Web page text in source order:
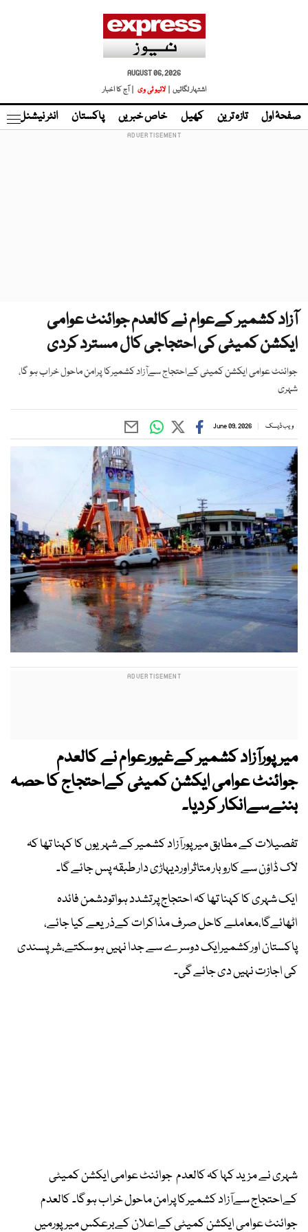
AUGUST 06, 2026
اشتہار لگائیں |
لائیو ٹی وی | آج کا اخبار
صفحۂ اول تازہ ترین کھیل خاص خبریں پاکستان انٹر نیشنل
آزاد کشمیر کےعوام نے کالعدم جوائنٹ عوامی
ایکشن کمیٹی کی احتجاجی کال مسترد کردی
جوائنٹ عوامی ایکشن کمیٹی کےاحتجاج سےآزاد کشمیرکا پرامن ماحول خراب ہو گا،
شہری
ویب ڈیسک June 09, 2026
میرپورآزاد کشمیر کےغیورعوام نے کالعدم
جوائنٹ عوامی ایکشن کمیٹی کےاحتجاج کا حصہ
بننےسےانکار کردیا۔
تفصیلات کے مطابق میر پورآزاد کشمیر کے شہریوں کا کہنا تھا کہ
لاک ڈاؤن سے کاروبار متاثراوردیہاڑی دار طبقہ پس جائے گا۔
ایک شہری کا کہنا تھا کہ احتجاج پرتشدد ہواتودشمن فائدہ
اٹھائےگا،معاملے کاحل صرف مذاکرات کےذریعے کیا جائے،
پاکستان اورکشمیرایک دوسرے سے جدا نہیں ہو سکتے،شرپسندی
کی اجازت نہیں دی جائے گی۔
شہری نے مزید کہا کہ کالعدم جوائنٹ عوامی ایکشن کمیٹی
کےاحتجاج سےآزاد کشمیرکا پرامن ماحول خراب ہو گا۔ کالعدم
جوائنٹ عوامی ایکشن کمیٹی کےاعلان کےبرعکس میرپورمیں